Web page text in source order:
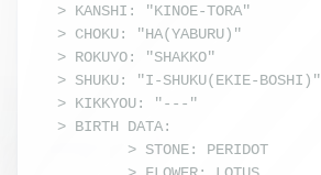
> KANSHI: "KINOE-TORA"
> CHOKU: "HA(YABURU)"
> ROKUYO: "SHAKKO"
> SHUKU: "I-SHUKU(EKIE-BOSHI)"
> KIKKYOU: "---"
> BIRTH DATA: